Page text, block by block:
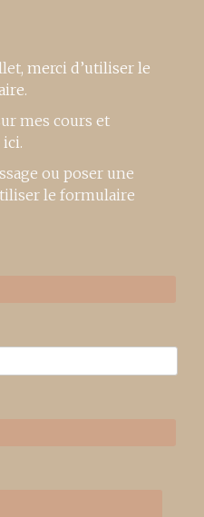
merci d’utiliser le
.
mes cours et
ici.
ou poser une
le formulaire